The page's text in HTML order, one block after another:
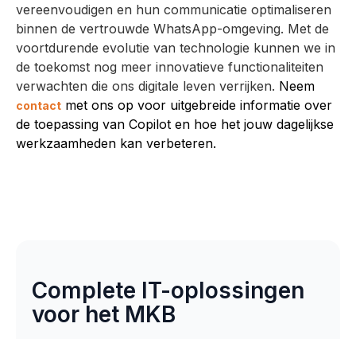
vereenvoudigen en hun communicatie optimaliseren
binnen de vertrouwde WhatsApp-omgeving. Met de
voortdurende evolutie van technologie kunnen we in
de toekomst nog meer innovatieve functionaliteiten
verwachten die ons digitale leven verrijken. Neem
contact met ons op voor uitgebreide informatie over
de toepassing van Copilot en hoe het jouw dagelijkse
werkzaamheden kan verbeteren.
Complete IT-oplossingen
voor het MKB